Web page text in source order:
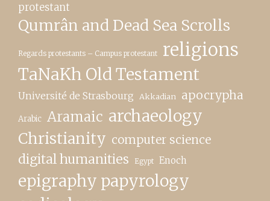
protestant
Qumrân and Dead Sea Scrolls
Regards protestants – Campus protestant religions
TaNaKh Old Testament
Université de Strasbourg Akkadian apocrypha
Arabic Aramaic archaeology
Christianity computer science
digital humanities Egypt Enoch
epigraphy papyrology